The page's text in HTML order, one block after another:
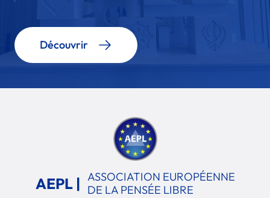
Découvrir
AEPL | ASSOCIATION EUROPÉENNE
DE LA PENSÉE LIBRE